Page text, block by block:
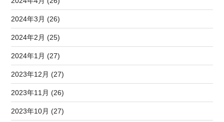
2024年3月 (26)
2024年2月 (25)
2024年1月 (27)
2023年12月 (27)
2023年11月 (26)
2023年10月 (27)